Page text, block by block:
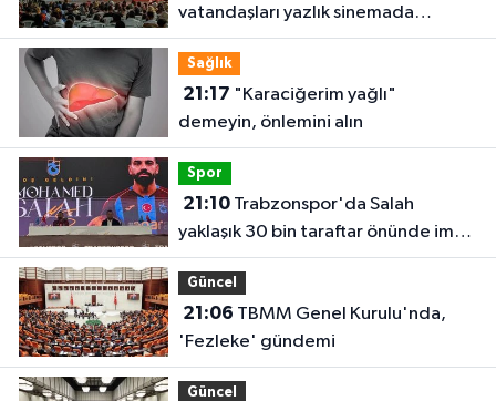
vatandaşları yazlık sinemada
buluşturuyor
Sağlık
21:17
demeyin, önlemini alın
Spor
21:10Trabzonspor'da Salah
yaklaşık 30 bin taraftar önünde imza
attı
Güncel
21:06
'Fezleke' gündemi
Güncel